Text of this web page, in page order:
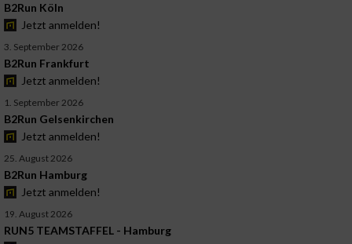
B2Run Köln
Jetzt anmelden!
3. September 2026
B2Run Frankfurt
Jetzt anmelden!
1. September 2026
B2Run Gelsenkirchen
Jetzt anmelden!
25. August 2026
B2Run Hamburg
Jetzt anmelden!
19. August 2026
RUN5 TEAMSTAFFEL - Hamburg